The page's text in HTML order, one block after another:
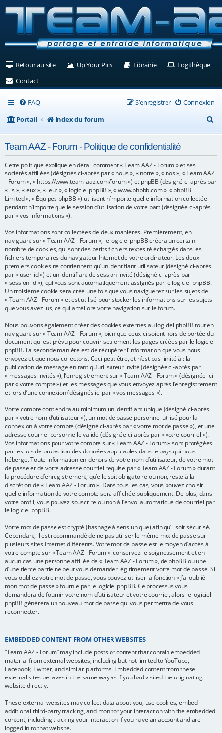
Retour au site(Ouvre un nouvel onglet)
Up Your Pics(Ouvre un nouvel onglet)
Librairie(Ouvre un nouvel
Logithèque
Contact(Ouvre un nouvel onglet)
FAQ Connexion
S’enregistrer
Portail
Index du forum
e
e
Team AAZ - Forum - Politique de confidentialité
Cette politique explique en détail comment « Team AAZ - Forum » et ses
sociétés affiliées (désignés ci-après par « nous », « notre », « nos », « Team AAZ
- Forum », « https://www.team-aaz.com/forum ») et phpBB (désigné ci-après par
« ils », « eux », « leur », « logiciel phpBB », « www.phpbb.com », « phpBB
Limited », « Équipes phpBB ») utilisent n’importe quelle information collectée
pendant n’importe quelle session d’utilisation de votre part (désignée ci-après
par « vos informations »).
Vos informations sont collectées de deux manières. Premièrement, en
naviguant sur « Team AAZ - Forum », le logiciel phpBB créera un certain
nombre de cookies, qui sont des petits fichiers textes téléchargés dans les
fichiers temporaires du navigateur Internet de votre ordinateur. Les deux
premiers cookies ne contiennent qu’un identifiant utilisateur (désigné ci-après
par « user-id ») et un identifiant de session invité (désigné ci-après par
« session-id »), qui vous sont automatiquement assignés par le logiciel phpBB.
Un troisième cookie sera créé une fois que vous naviguerez sur les sujets de
« Team AAZ - Forum » et est utilisé pour stocker les informations sur les sujets
que vous avez lus, ce qui améliore votre navigation sur le forum.
Nous pouvons également créer des cookies externes au logiciel phpBB tout en
naviguant sur « Team AAZ - Forum », bien que ceux-ci soient hors de portée du
document qui est prévu pour couvrir seulement les pages créées par le logiciel
phpBB. La seconde manière est de récupérer l’information que vous nous
envoyez et que nous collectons. Ceci peut être, et n’est pas limité à : la
publication de message en tant qu’utilisateur invité (désignée ci-après par
« messages invités »), l’enregistrement sur « Team AAZ - Forum » (désignée ici
par « votre compte ») et les messages que vous envoyez après l’enregistrement
et lors d’une connexion (désignés ici par « vos messages »).
Votre compte contiendra au minimum un identifiant unique (désigné ci-après
par « votre nom d’utilisateur »), un mot de passe personnel utilisé pour la
connexion à votre compte (désigné ci-après par « votre mot de passe »), et une
adresse courriel personnelle valide (désignée ci-après par « votre courriel »).
Vos informations pour votre compte sur « Team AAZ - Forum » sont protégées
par les lois de protection des données applicables dans le pays qui nous
héberge. Toute information en-dehors de votre nom d’utilisateur, de votre mot
de passe et de votre adresse courriel requise par « Team AAZ - Forum » durant
la procédure d’enregistrement, qu’elle soit obligatoire ou non, reste à la
discrétion de « Team AAZ - Forum ». Dans tous les cas, vous pouvez choisir
quelle information de votre compte sera affichée publiquement. De plus, dans
votre profil, vous pouvez souscrire ou non à l’envoi automatique de courriel par
le logiciel phpBB.
Votre mot de passe est crypté (hashage à sens unique) afin qu’il soit sécurisé.
Cependant, il est recommandé de ne pas utiliser le même mot de passe sur
plusieurs sites Internet différents. Votre mot de passe est le moyen d’accès à
votre compte sur « Team AAZ - Forum », conservez-le soigneusement et en
aucun cas une personne affiliée de « Team AAZ - Forum », de phpBB ou une
d’une tierce partie ne peut vous demander légitimement votre mot de passe. Si
vous oubliez votre mot de passe, vous pouvez utiliser la fonction « J’ai oublié
mon mot de passe » fournie par le logiciel phpBB. Ce processus vous
demandera de fournir votre nom d’utilisateur et votre courriel, alors le logiciel
phpBB générera un nouveau mot de passe qui vous permettra de vous
reconnecter.
EMBEDDED CONTENT FROM OTHER WEBSITES
“Team AAZ - Forum” may include posts or content that contain embedded
material from external websites, including but not limited to YouTube,
Facebook, Twitter, and similar platforms. Embedded content from these
external sites behaves in the same way as if you had visited the originating
website directly.
These external websites may collect data about you, use cookies, embed
additional third-party tracking, and monitor your interaction with the embedded
content, including tracking your interaction if you have an account and are
logged in to that website.